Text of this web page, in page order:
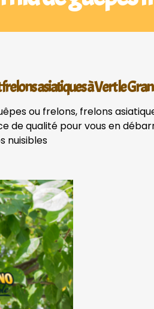
asiatiques à Vert le
ou frelons, frelons
de qualité pour vous en
nuisibles